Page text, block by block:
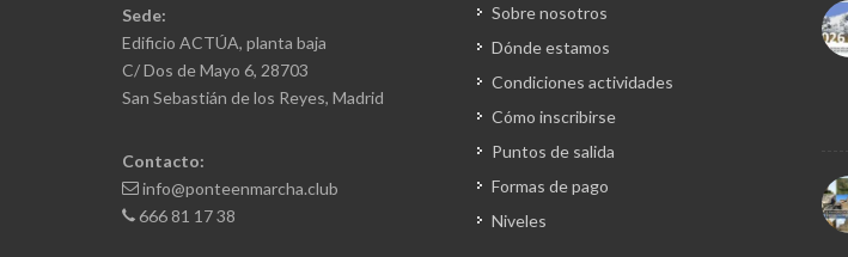
Sede:
Edificio ACTÚA, planta baja
C/ Dos de Mayo 6, 28703
San Sebastián de los Reyes, Madrid
Contacto:
info@ponteenmarcha.club
666 81 17 38
Sobre nosotros
Dónde estamos
Condiciones actividades
Cómo inscribirse
Puntos de salida
Formas de pago
Niveles